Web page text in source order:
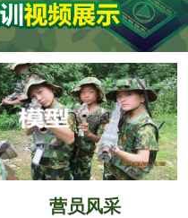
营员风采